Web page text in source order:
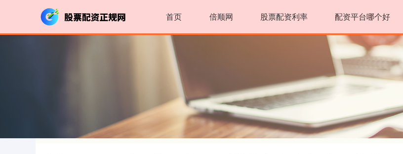
首页 倍顺网 股票配资利率 配资平台哪个好